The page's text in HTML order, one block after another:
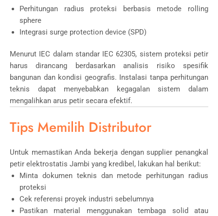
Perhitungan radius proteksi berbasis metode rolling
sphere
Integrasi surge protection device (SPD)
Menurut IEC dalam standar IEC 62305, sistem proteksi petir
harus dirancang berdasarkan analisis risiko spesifik
bangunan dan kondisi geografis. Instalasi tanpa perhitungan
teknis dapat menyebabkan kegagalan sistem dalam
mengalihkan arus petir secara efektif.
Tips Memilih Distributor
Untuk memastikan Anda bekerja dengan supplier penangkal
petir elektrostatis Jambi yang kredibel, lakukan hal berikut:
Minta dokumen teknis dan metode perhitungan radius
proteksi
Cek referensi proyek industri sebelumnya
Pastikan material menggunakan tembaga solid atau